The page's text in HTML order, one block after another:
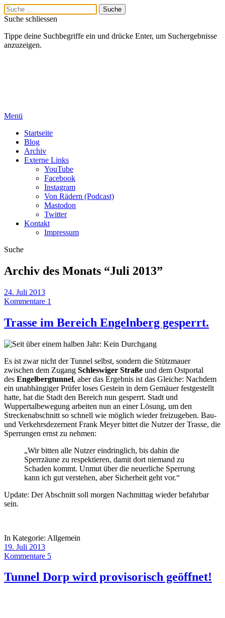
Suche schliessen
Tippe deine Suchbegriffe ein und drücke Enter, um Suchergebnisse
anzuzeigen.
Menü
Startseite
Blog
Archiv
Externe Links
YouTube
Facebook
Instagram
Von Rädern (Podcast)
Mastodon
Twitter
Kontakt
Impressum
Suche
Archiv des Monats “Juli 2013”
24. Juli 2013
Kommentare 1
Trasse im Bereich Engelnberg gesperrt.
Es ist zwar nicht der Tunnel selbst, sondern die Stützmauer
zwischen dem Zugang Schleswiger Straße und dem Ostportal
des Engelbergtunnel, aber das Ergebnis ist das Gleiche: Nachdem
ein unabhängiger Prüfer loses Gestein in dem Gemäuer festgestellt
hatte, hat die Stadt den Bereich nun gesperrt. Stadt und
Wuppertalbewegung arbeiten nun an einer Lösung, um den
Streckenabschnitt so schnell wie möglich wieder freizugeben. Bau-
und Verkehrsdezernent Frank Meyer bittet die Nutzer der Trasse, die
Sperrungen ernst zu nehmen:
„Wir bitten alle Nutzer eindringlich, bis dahin die
Sperrzäune zu respektieren, damit dort niemand zu
Schaden kommt. Unmut über die neuerliche Sperrung
kann ich gut verstehen, aber Sicherheit geht vor.“
Update: Der Abschnitt soll morgen Nachmittag wieder befahrbar
sein.
In Kategorie: Allgemein
19. Juli 2013
Kommentare 5
Tunnel Dorp wird provisorisch geöffnet!